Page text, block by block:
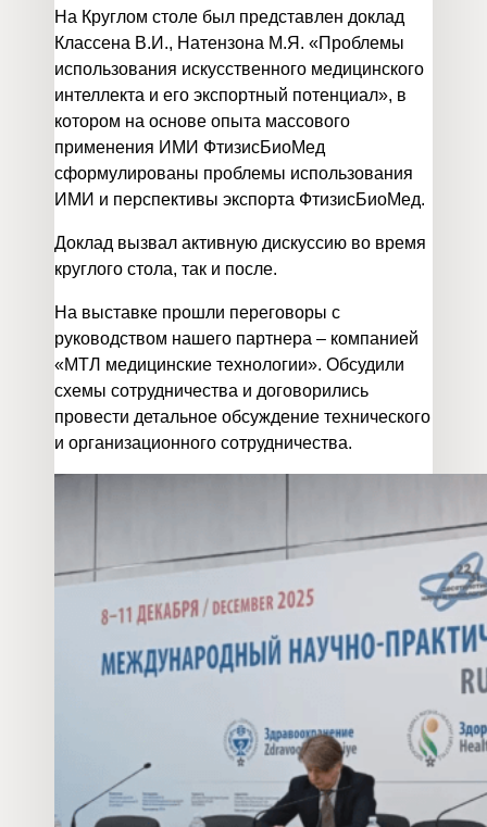
На Круглом столе был представлен доклад
Классена В.И., Натензона М.Я. «Проблемы
использования искусственного медицинского
интеллекта и его экспортный потенциал», в
котором на основе опыта массового
применения ИМИ ФтизисБиоМед
сформулированы проблемы использования
ИМИ и перспективы экспорта ФтизисБиоМед.
Доклад вызвал активную дискуссию во время
круглого стола, так и после.
На выставке прошли переговоры с
руководством нашего партнера – компанией
«МТЛ медицинские технологии». Обсудили
схемы сотрудничества и договорились
провести детальное обсуждение технического
и организационного сотрудничества.